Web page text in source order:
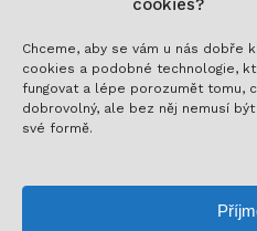
cookies?
Chceme, aby se vám u nás dobře
cookies a podobné technologie,
fungovat a lépe porozumět tomu,
dobrovolný, ale bez něj nemusí
své formě.Nech si
speciální nabídky a
jen to, co